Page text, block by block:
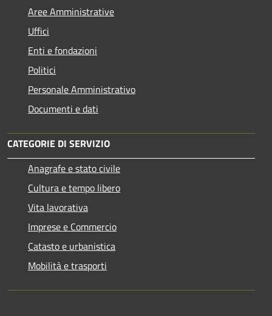
Aree Amministrative
Uffici
Enti e fondazioni
Politici
Personale Amministrativo
Documenti e dati
CATEGORIE DI SERVIZIO
Anagrafe e stato civile
Cultura e tempo libero
Vita lavorativa
Imprese e Commercio
Catasto e urbanistica
Mobilità e trasporti